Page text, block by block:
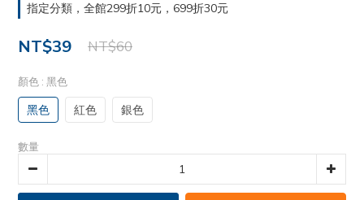
指定分類，全館299折10元，699折30元
NT$39 NT$60
顏色 : 黑色
黑色 紅色 銀色
數量